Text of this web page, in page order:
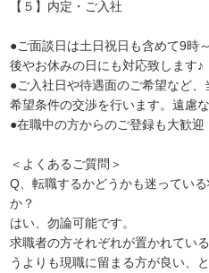
【５】内定・ご入社
●ご面談日は土日祝日も含めて9時
後やお休みの日にも対応致します♪
●ご入社日や待遇面のご希望など
希望条件の交渉を行います。遠慮
●在職中の方からのご登録も大歓迎
＜よくあるご質問＞
Q、転職するかどうかも迷ってい
か？
はい、勿論可能です。
求職者の方それぞれが置かれてい
うよりも現職に留まる方が良い、